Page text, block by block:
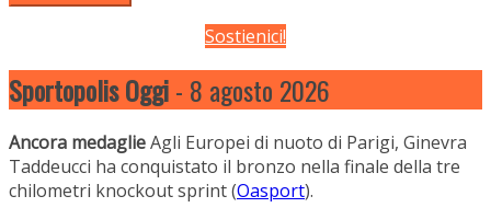
Sostienici!
Sportopolis Oggi- 8 agosto 2026
Ancora medaglieAgli Europei di nuoto di Parigi, Ginevra
Taddeucci ha conquistato il bronzo nella finale della tre
chilometri knockout sprint (Oasport).